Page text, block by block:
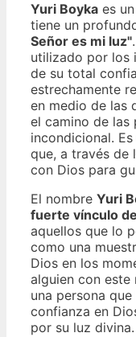
Yuri Boyka es
tiene un
Señor es mi luz"
utilizado por los
de su total
estrechamente
en medio de las
el camino de las
incondicional.
que, a través de
con Dios para
El nombre Yuri
fuerte vínculo
aquellos que lo
como una
Dios en los
alguien con este
una persona
confianza en
por su luz divina.